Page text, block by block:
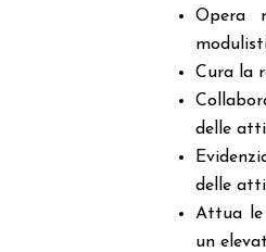
Opera
Cura la
delle
delle
Attua le
un